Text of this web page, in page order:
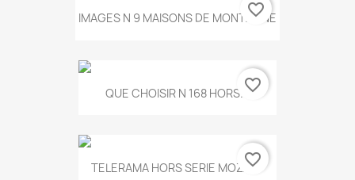
IMAGES N 9 MAISONS DE MONTAGNE
favorite_border
QUE CHOISIR N 168 HORS...favorite_border
TELERAMA HORS SERIE MOZART
favorite_border